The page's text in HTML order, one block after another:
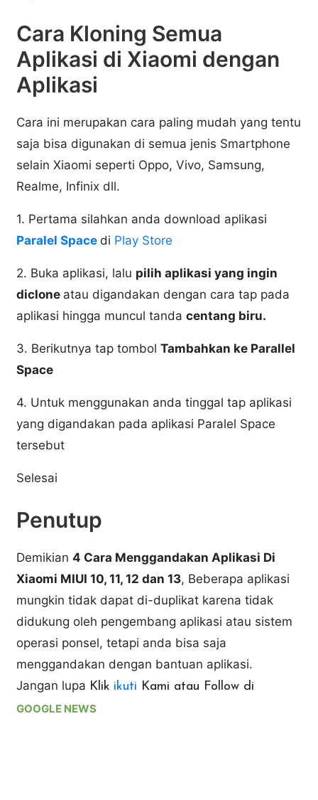
Cara Kloning Semua
Aplikasi di Xiaomi dengan
Aplikasi
Cara ini merupakan cara paling mudah yang tentu
saja bisa digunakan di semua jenis Smartphone
selain Xiaomi seperti Oppo, Vivo, Samsung,
Realme, Infinix dll.
1. Pertama silahkan anda download aplikasi
Paralel Space di Play Store
2. Buka aplikasi, lalu pilih aplikasi yang ingin
diclone atau digandakan dengan cara tap pada
aplikasi hingga muncul tandacentang biru.
3. Berikutnya tap tombolTambahkan ke Parallel
Space
4. Untuk menggunakan anda tinggal tap aplikasi
yang digandakan pada aplikasi Paralel Space
tersebut
Selesai
Penutup
Demikian4 Cara Menggandakan Aplikasi Di
Xiaomi MIUI 10, 11, 12 dan 13, Beberapa aplikasi
mungkin tidak dapat di-duplikat karena tidak
didukung oleh pengembang aplikasi atau sistem
operasi ponsel, tetapi anda bisa saja
menggandakan dengan bantuan aplikasi.
Jangan lupa Klik ikuti Kami atau Follow di
GOOGLE NEWS